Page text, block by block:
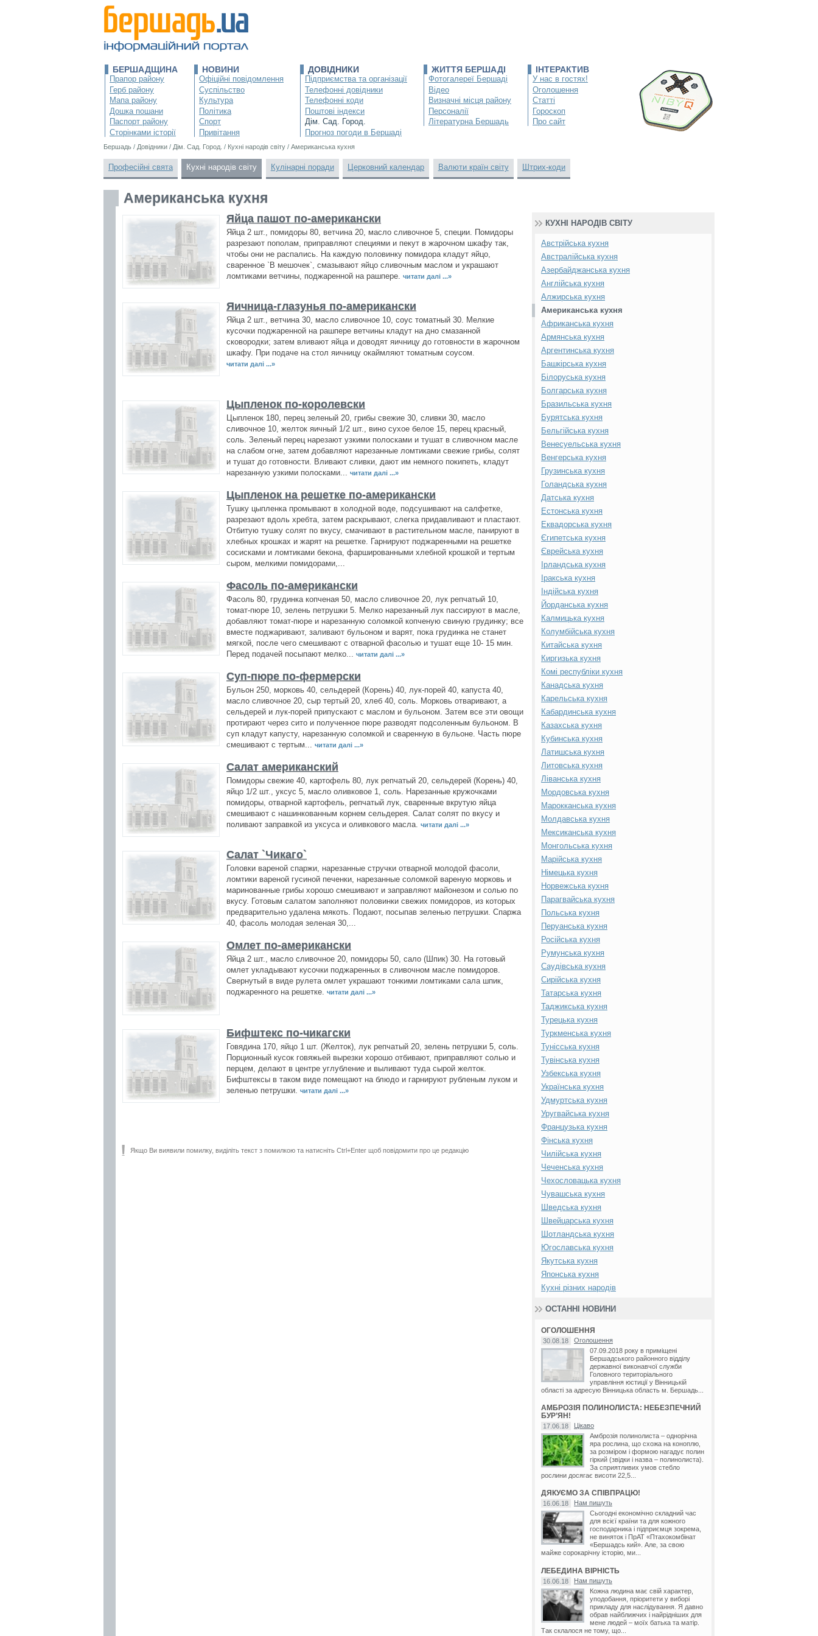
БЕРШАДЩИНА
Прапор району
Герб району
Мапа району
Дошка пошани
Паспорт району
Сторінками історії
НОВИНИ
Офіційні повідомлення
Суспільство
Культура
Політика
Спорт
Привітання
ДОВІДНИКИ
Підприємства та організації
Телефонні довідники
Телефонні коди
Поштові індекси
Дім. Сад. Город.
Прогноз погоди в Бершаді
ЖИТТЯ БЕРШАДІ
Фотогалереї Бершаді
Відео
Визначні місця району
Персоналії
Літературна Бершадь
ІНТЕРАКТИВ
У нас в гостях!
Оголошення
Статті
Гороскоп
Про сайт
Бершадь / Довідники / Дім. Сад. Город. / Кухні народів світу / Американська кухня
Професійні свята Кухні народів світу Кулінарні поради Церковний календар Валюти країн світу Штрих-коди
Американська кухня
Яйца пашот по-американски
Яйца 2 шт., помидоры 80, ветчина 20, масло сливочное 5, специи. Помидоры
разрезают пополам, приправляют специями и пекут в жарочном шкафу так,
чтобы они не распались. На каждую половинку помидора кладут яйцо,
сваренное `В мешочек`, смазывают яйцо сливочным маслом и украшают
ломтиками ветчины, поджаренной на рашпере.
читати далі ...»
Яичница-глазунья по-американски
Яйца 2 шт., ветчина 30, масло сливочное 10, соус томатный 30. Мелкие
кусочки поджаренной на рашпере ветчины кладут на дно смазанной
сковородки; затем вливают яйца и доводят яичницу до готовности в жарочном
шкафу. При подаче на стол яичницу окаймляют томатным соусом.
читати далі ...»
Цыпленок по-королевски
Цыпленок 180, перец зеленый 20, грибы свежие 30, сливки 30, масло
сливочное 10, желток яичный 1/2 шт., вино сухое белое 15, перец красный,
соль. Зеленый перец нарезают узкими полосками и тушат в сливочном масле
на слабом огне, затем добавляют нарезанные ломтиками свежие грибы, солят
и тушат до готовности. Вливают сливки, дают им немного покипеть, кладут
нарезанную узкими полосками...
читати далі ...»
Цыпленок на решетке по-американски
Тушку цыпленка промывают в холодной воде, подсушивают на салфетке,
разрезают вдоль хребта, затем раскрывают, слегка придавливают и пластают.
Отбитую тушку солят по вкусу, смачивают в растительном масле, панируют в
хлебных крошках и жарят на решетке. Гарнируют поджаренными на решетке
сосисками и ломтиками бекона, фаршированными хлебной крошкой и тертым
сыром, мелкими помидорами,...
Фасоль по-американски
Фасоль 80, грудинка копченая 50, масло сливочное 20, лук репчатый 10,
томат-пюре 10, зелень петрушки 5. Мелко нарезанный лук пассируют в масле,
добавляют томат-пюре и нарезанную соломкой копченую свиную грудинку; все
вместе поджаривают, заливают бульоном и варят, пока грудинка не станет
мягкой, после чего смешивают с отварной фасолью и тушат еще 10- 15 мин.
Перед подачей посыпают мелко...
читати далі ...»
Суп-пюре по-фермерски
Бульон 250, морковь 40, сельдерей (Корень) 40, лук-порей 40, капуста 40,
масло сливочное 20, сыр тертый 20, хлеб 40, соль. Морковь отваривают, а
сельдерей и лук-порей припускают с маслом и бульоном. Затем все эти овощи
протирают через сито и полученное пюре разводят подсоленным бульоном. В
суп кладут капусту, нарезанную соломкой и сваренную в бульоне. Часть пюре
смешивают с тертым...
читати далі ...»
Салат американский
Помидоры свежие 40, картофель 80, лук репчатый 20, сельдерей (Корень) 40,
яйцо 1/2 шт., уксус 5, масло оливковое 1, соль. Нарезанные кружочками
помидоры, отварной картофель, репчатый лук, сваренные вкрутую яйца
смешивают с нашинкованным корнем сельдерея. Салат солят по вкусу и
поливают заправкой из уксуса и оливкового масла.
читати далі ...»
Салат `Чикаго`
Головки вареной спаржи, нарезанные стручки отварной молодой фасоли,
ломтики вареной гусиной печенки, нарезанные соломкой вареную морковь и
маринованные грибы хорошо смешивают и заправляют майонезом и солью по
вкусу. Готовым салатом заполняют половинки свежих помидоров, из которых
предварительно удалена мякоть. Подают, посыпав зеленью петрушки. Спаржа
40, фасоль молодая зеленая 30,...
Омлет по-американски
Яйца 2 шт., масло сливочное 20, помидоры 50, сало (Шпик) 30. На готовый
омлет укладывают кусочки поджаренных в сливочном масле помидоров.
Свернутый в виде рулета омлет украшают тонкими ломтиками сала шпик,
поджаренного на решетке.
читати далі ...»
Бифштекс по-чикагски
Говядина 170, яйцо 1 шт. (Желток), лук репчатый 20, зелень петрушки 5, соль.
Порционный кусок говяжьей вырезки хорошо отбивают, приправляют солью и
перцем, делают в центре углубление и выливают туда сырой желток.
Бифштексы в таком виде помещают на блюдо и гарнируют рубленым луком и
зеленью петрушки.
читати далі ...»
Якщо Ви виявили помилку, виділіть текст з помилкою та натисніть Ctrl+Enter щоб повідомити про це редакцію
КУХНІ НАРОДІВ СВІТУ
Австрійська кухня
Австралійська кухня
Азербайджанська кухня
Англійська кухня
Алжирська кухня
Американська кухня
Африканська кухня
Армянська кухня
Аргентинська кухня
Башкірська кухня
Білоруська кухня
Болгарська кухня
Бразильська кухня
Бурятська кухня
Бельгійська кухня
Венесуельська кухня
Венгерська кухня
Грузинська кухня
Голандська кухня
Датська кухня
Естонська кухня
Еквадорська кухня
Єгипетська кухня
Єврейська кухня
Ірландська кухня
Іракська кухня
Індійська кухня
Йорданська кухня
Калмицька кухня
Колумбійська кухня
Китайська кухня
Киргизька кухня
Комі республіки кухня
Канадська кухня
Карельська кухня
Кабардинська кухня
Казахська кухня
Кубинська кухня
Латишська кухня
Литовська кухня
Ліванська кухня
Мордовська кухня
Марокканська кухня
Молдавська кухня
Мексиканська кухня
Монгольська кухня
Марійська кухня
Німецька кухня
Норвежська кухня
Парагвайська кухня
Польська кухня
Перуанська кухня
Російська кухня
Румунська кухня
Саудівська кухня
Сирійська кухня
Татарська кухня
Таджикська кухня
Турецька кухня
Туркменська кухня
Тунісська кухня
Тувінська кухня
Узбекська кухня
Українська кухня
Удмуртська кухня
Уругвайська кухня
Французька кухня
Фінська кухня
Чилійська кухня
Чеченська кухня
Чехословацька кухня
Чувашська кухня
Шведська кухня
Швейцарська кухня
Шотландська кухня
Югославська кухня
Якутська кухня
Японська кухня
Кухні різних народів
ОСТАННІ НОВИНИ
ОГОЛОШЕННЯ
30.08.18
Оголошення
07.09.2018 року в приміщені
Бершадського районного відділу
державної виконавчої служби
Головного територіального
управління юстиції у Вінницькій
області за адресую Вінницька область м. Бершадь...
АМБРОЗІЯ ПОЛИНОЛИСТА: НЕБЕЗПЕЧНИЙ
БУР’ЯН!
17.06.18
Цікаво
Амброзія полинолиста – однорічна
яра рослина, що схожа на коноплю,
за розміром і формою нагадує полин
гіркий (звідки і назва – полинолиста).
За сприятливих умов стебло
рослини досягає висоти 22,5...
ДЯКУЄМО ЗА СПІВПРАЦЮ!
16.06.18
Нам пишуть
Сьогодні економічно складний час
для всієї країни та для кожного
господарника і підприємця зокрема,
не виняток і ПрАТ «Птахокомбінат
«Бершадсь кий». Але, за свою
майже сорокарічну історію, ми...
ЛЕБЕДИНА ВІРНІСТЬ
16.06.18
Нам пишуть
Кожна людина має свій характер,
уподобання, пріоритети у виборі
прикладу для наслідування. Я давно
обрав найближчих і найрідніших для
мене людей – моїх батька та матір.
Так склалося не тому, що...